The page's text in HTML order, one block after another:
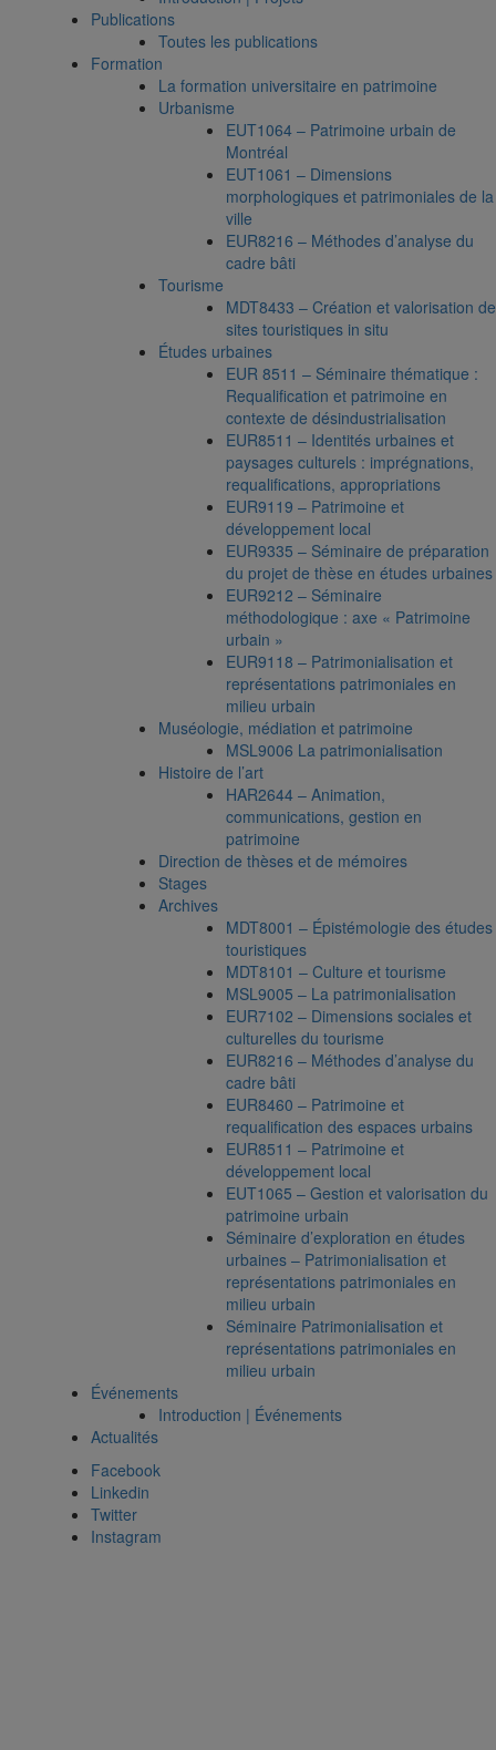
Publications
Toutes les publications
Formation
La formation universitaire en patrimoine
Urbanisme
EUT1064 – Patrimoine urbain de
Montréal
EUT1061 – Dimensions
morphologiques et patrimoniales de la
ville
EUR8216 – Méthodes d’analyse du
cadre bâti
Tourisme
MDT8433 – Création et valorisation de
sites touristiques in situ
Études urbaines
EUR 8511 – Séminaire thématique :
Requalification et patrimoine en
contexte de désindustrialisation
EUR8511 – Identités urbaines et
paysages culturels : imprégnations,
requalifications, appropriations
EUR9119 – Patrimoine et
développement local
EUR9335 – Séminaire de préparation
du projet de thèse en études urbaines
EUR9212 – Séminaire
méthodologique : axe « Patrimoine
urbain »
EUR9118 – Patrimonialisation et
représentations patrimoniales en
milieu urbain
Muséologie, médiation et patrimoine
MSL9006 La patrimonialisation
Histoire de l’art
HAR2644 – Animation,
communications, gestion en
patrimoine
Direction de thèses et de mémoires
Stages
Archives
MDT8001 – Épistémologie des études
touristiques
MDT8101 – Culture et tourisme
MSL9005 – La patrimonialisation
EUR7102 – Dimensions sociales et
culturelles du tourisme
EUR8216 – Méthodes d’analyse du
cadre bâti
EUR8460 – Patrimoine et
requalification des espaces urbains
EUR8511 – Patrimoine et
développement local
EUT1065 – Gestion et valorisation du
patrimoine urbain
Séminaire d’exploration en études
urbaines – Patrimonialisation et
représentations patrimoniales en
milieu urbain
Séminaire Patrimonialisation et
représentations patrimoniales en
milieu urbain
Événements
Introduction | Événements
Actualités
Facebook
Linkedin
Twitter
Instagram